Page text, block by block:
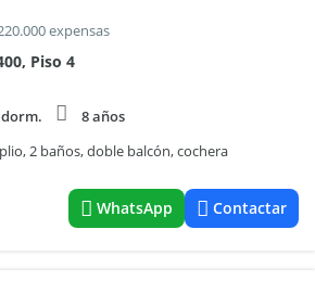
expensas
Piso 4
8 años
2 baños, doble balcón, cochera
WhatsApp Contactar